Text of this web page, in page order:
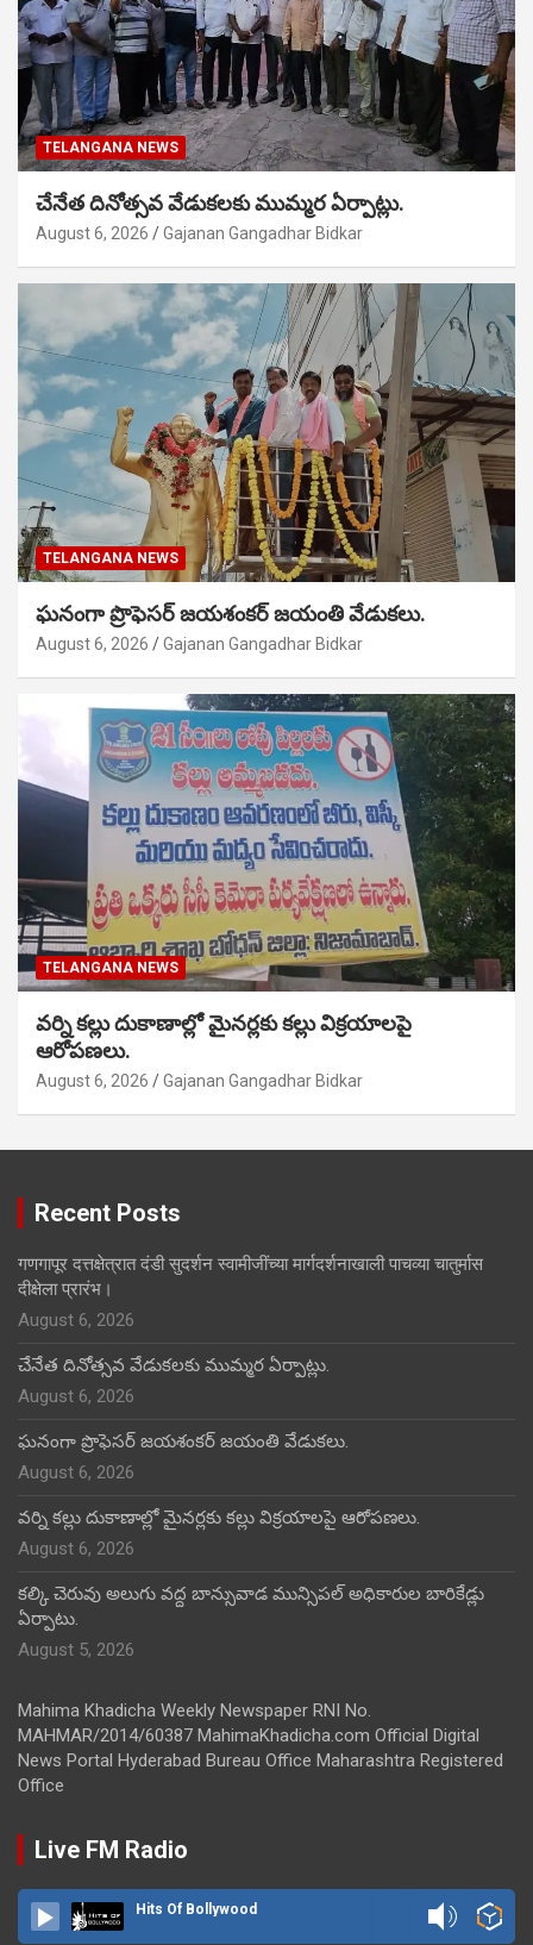
TELANGANA NEWS
చేనేత దినోత్సవ వేడుకలకు ముమ్మర ఏర్పాట్లు.
August 6, 2026 Gajanan Gangadhar Bidkar
TELANGANA NEWS
ఘనంగా ప్రొఫెసర్ జయశంకర్ జయంతి వేడుకలు.
August 6, 2026 Gajanan Gangadhar Bidkar
TELANGANA NEWS
వర్ని కల్లు దుకాణాల్లో మైనర్లకు కల్లు విక్రయాలపై
ఆరోపణలు.
August 6, 2026 Gajanan Gangadhar Bidkar
Recent Posts
गणगापूर दत्तक्षेत्रात दंडी सुदर्शन स्वामीजींच्या मार्गदर्शनाखाली पाचव्या चातुर्मास
दीक्षेला प्रारंभ।
August 6, 2026
చేనేత దినోత్సవ వేడుకలకు ముమ్మర ఏర్పాట్లు.
August 6, 2026
ఘనంగా ప్రొఫెసర్ జయశంకర్ జయంతి వేడుకలు.
August 6, 2026
వర్ని కల్లు దుకాణాల్లో మైనర్లకు కల్లు విక్రయాలపై ఆరోపణలు.
August 6, 2026
కల్కి చెరువు అలుగు వద్ద బాన్సువాడ మున్సిపల్ అధికారుల బారికేడ్లు
ఏర్పాటు.
August 5, 2026
Mahima Khadicha Weekly Newspaper RNI No.
MAHMAR/2014/60387 MahimaKhadicha.com Official Digital
News Portal Hyderabad Bureau Office Maharashtra Registered
Office
Live FM Radio
Hits Of Bollywood